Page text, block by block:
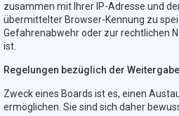
zusammen mit Ihrer IP-Adresse und
übermittelter Browser-Kennung zu
Gefahrenabwehr oder zur rechtlichen
ist.
Regelungen bezüglich der
Zweck eines Boards ist es, einen
ermöglichen. Sie sind sich daher